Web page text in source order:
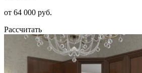
от 64 000 руб.
Рассчитать